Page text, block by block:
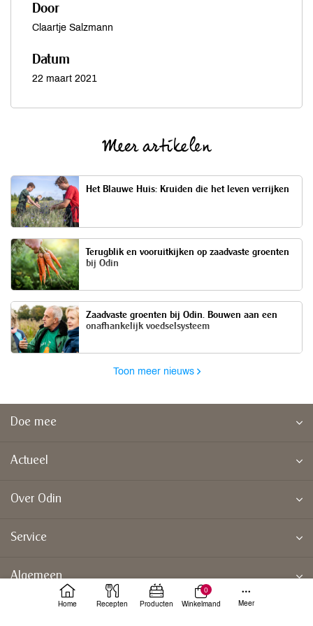
Door
Claartje Salzmann
Datum
22 maart 2021
Meer artikelen
Het Blauwe Huis: Kruiden die het leven verrijken
Terugblik en vooruitkijken op zaadvaste groenten
bij Odin
Zaadvaste groenten bij Odin. Bouwen aan een
onafhankelijk voedselsysteem
Toon meer nieuws
Doe mee
Actueel
Over Odin
Service
Algemeen
Home Recepten Producten
0
Winkelmand
Meer